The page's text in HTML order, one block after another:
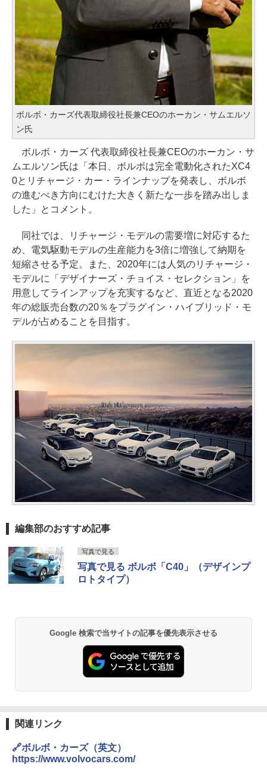
ボルボ・カーズ代表取締役社長兼CEOのホーカン・サムエルソ
ン氏
ボルボ・カーズ 代表取締役社長兼CEOのホーカン・サ
ムエルソン氏は「本日、ボルボは完全電動化されたXC4
0とリチャージ・カー・ラインナップを発表し、ボルボ
の進むべき方向にむけた大きく新たな一歩を踏み出しま
した」とコメント。
同社では、リチャージ・モデルの需要増に対応するた
め、電気駆動モデルの生産能力を3倍に増強して納期を
短縮させる予定。また、2020年には人気のリチャージ・
モデルに「デザイナーズ・チョイス・セレクション」を
用意してラインアップを充実するなど、直近となる2020
年の総販売台数の20％をプラグイン・ハイブリッド・モ
デルが占めることを目指す。
編集部のおすすめ記事
写真で見る
写真で見る ボルボ「C40」（デザインプ
ロトタイプ）
Google 検索で当サイトの記事を優先表示させる
関連リンク
🔗ボルボ・カーズ（英文）
https://www.volvocars.com/